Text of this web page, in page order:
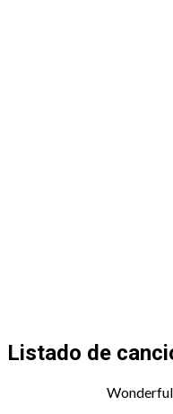
Listado de